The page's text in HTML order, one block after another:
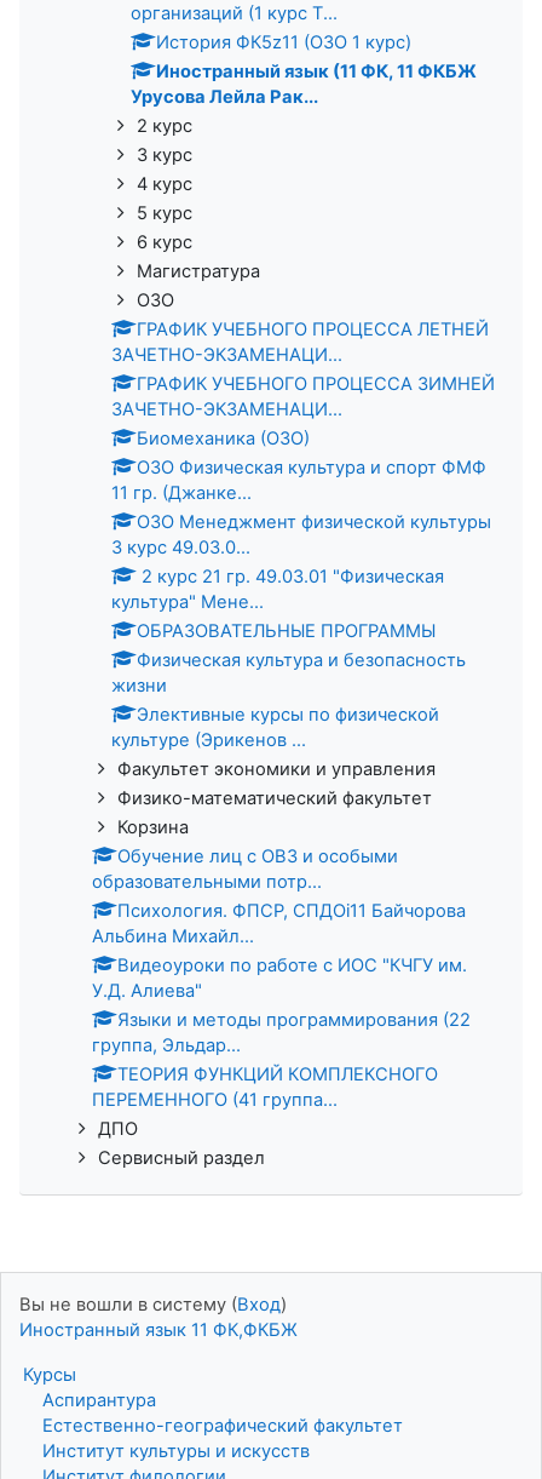
организаций (1 курс Т...
История ФК5z11 (ОЗО 1 курс)
Иностранный язык (11 ФК, 11 ФКБЖ
Урусова Лейла Рак...
2 курс
3 курс
4 курс
5 курс
6 курс
Магистратура
ОЗО
ГРАФИК УЧЕБНОГО ПРОЦЕССА ЛЕТНЕЙ
ЗАЧЕТНО-ЭКЗАМЕНАЦИ...
ГРАФИК УЧЕБНОГО ПРОЦЕССА ЗИМНЕЙ
ЗАЧЕТНО-ЭКЗАМЕНАЦИ...
Биомеханика (ОЗО)
ОЗО Физическая культура и спорт ФМФ
11 гр. (Джанке...
ОЗО Менеджмент физической культуры
3 курс 49.03.0...
2 курс 21 гр. 49.03.01 "Физическая
культура" Мене...
ОБРАЗОВАТЕЛЬНЫЕ ПРОГРАММЫ
Физическая культура и безопасность
жизни
Элективные курсы по физической
культуре (Эрикенов ...
Факультет экономики и управления
Физико-математический факультет
Корзина
Обучение лиц с ОВЗ и особыми
образовательными потр...
Психология. ФПСР, СПДОi11 Байчорова
Альбина Михайл...
Видеоуроки по работе с ИОС "КЧГУ им.
У.Д. Алиева"
Языки и методы программирования (22
группа, Эльдар...
ТЕОРИЯ ФУНКЦИЙ КОМПЛЕКСНОГО
ПЕРЕМЕННОГО (41 группа...
ДПО
Сервисный раздел
Вы не вошли в систему (Вход)
Иностранный язык 11 ФК,ФКБЖ
Курсы
Аспирантура
Естественно-географический факультет
Институт культуры и искусств